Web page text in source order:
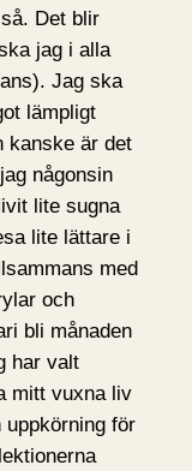
Det blir
jag i alla
Jag ska
lämpligt
kanske är det
någonsin
lite sugna
lite lättare i
med
och
bli månaden
har valt
mitt vuxna liv
för